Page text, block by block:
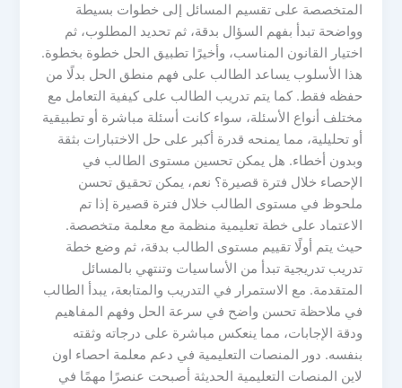
المتخصصة على تقسيم المسائل إلى خطوات بسيطة
وواضحة تبدأ بفهم السؤال بدقة، ثم تحديد المطلوب، ثم
اختيار القانون المناسب، وأخيرًا تطبيق الحل خطوة بخطوة.
هذا الأسلوب يساعد الطالب على فهم منطق الحل بدلًا من
حفظه فقط. كما يتم تدريب الطالب على كيفية التعامل مع
مختلف أنواع الأسئلة، سواء كانت أسئلة مباشرة أو تطبيقية
أو تحليلية، مما يمنحه قدرة أكبر على حل الاختبارات بثقة
وبدون أخطاء. هل يمكن تحسين مستوى الطالب في
الإحصاء خلال فترة قصيرة؟ نعم، يمكن تحقيق تحسن
ملحوظ في مستوى الطالب خلال فترة قصيرة إذا تم
الاعتماد على خطة تعليمية منظمة مع معلمة متخصصة.
حيث يتم أولًا تقييم مستوى الطالب بدقة، ثم وضع خطة
تدريب تدريجية تبدأ من الأساسيات وتنتهي بالمسائل
المتقدمة. مع الاستمرار في التدريب والمتابعة، يبدأ الطالب
في ملاحظة تحسن واضح في سرعة الحل وفهم المفاهيم
ودقة الإجابات، مما ينعكس مباشرة على درجاته وثقته
بنفسه. دور المنصات التعليمية في دعم معلمة احصاء اون
لاين المنصات التعليمية الحديثة أصبحت عنصرًا مهمًا في